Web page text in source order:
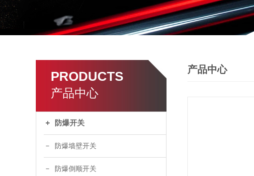
PRODUCTS
产品中心
防爆开关
防爆墙壁开关
防爆倒顺开关
产品中心